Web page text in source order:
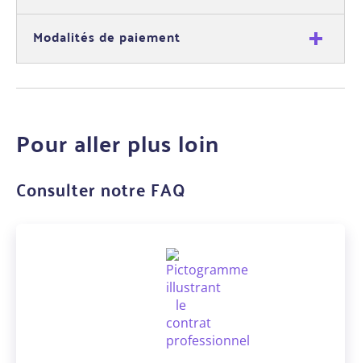
Modalités de paiement
Pour aller plus loin
Consulter notre FAQ